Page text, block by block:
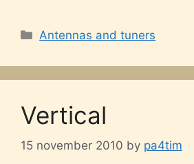
Categories
Antennas and tuners
Vertical
15 november 2010 by pa4tim